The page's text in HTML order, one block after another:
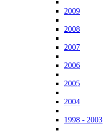
2009
2008
2007
2006
2005
2004
1998 - 2003